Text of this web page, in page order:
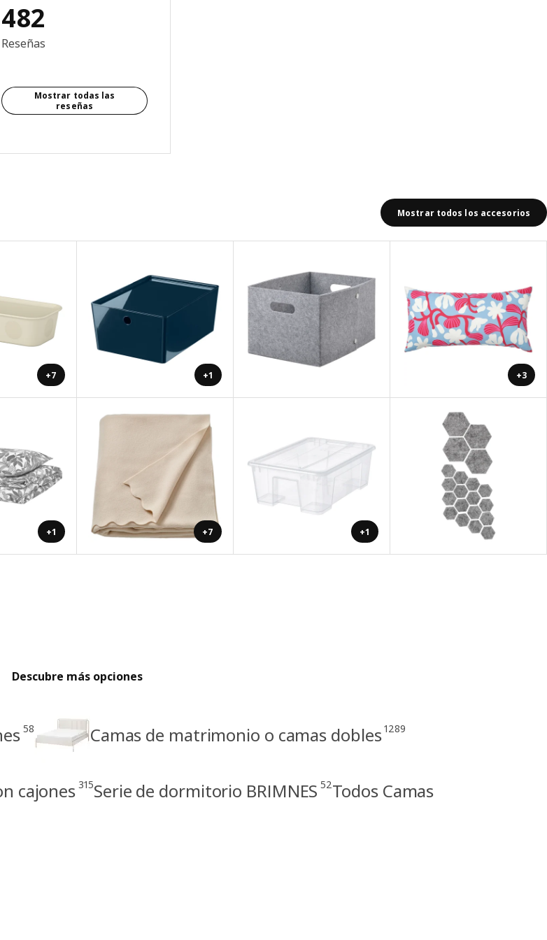
y ha quedado muy
además el colchón es
cómodo
482
Reseñas
Mostrar todas las
reseñas
Mostrar todos los accesorios
+7 +1 +3
+1 +7 +1
Descubre más opciones
58 Camas de matrimonio o camas dobles 1289
cajones 315Serie de dormitorio BRIMNES 52Todos Camas